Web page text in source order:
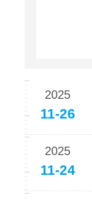
2025
11-26
2025
11-24